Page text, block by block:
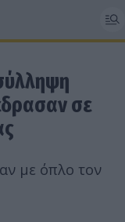
σε
με όπλο τον